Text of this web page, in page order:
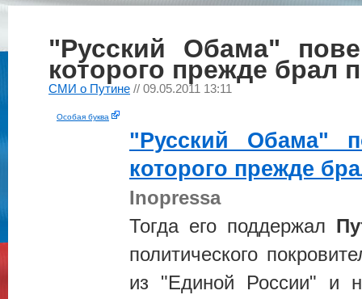
"Русский Обама"
которого прежде брал
СМИ о Путине // 09.05.2011 13:11
Особая буква
"Русский Обама"
которого прежде
Inopressa
Тогда его поддержал
политического
из "Единой России" и